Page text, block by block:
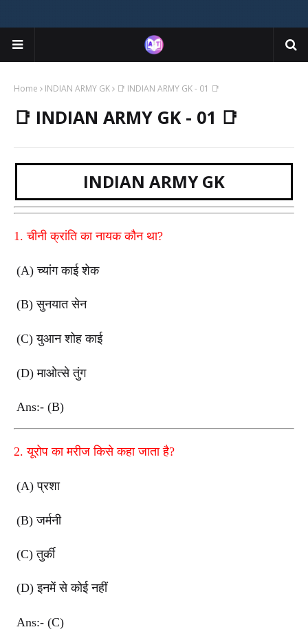
Home INDIAN ARMY GK 📑 INDIAN ARMY GK - 01 📑
📑 INDIAN ARMY GK - 01 📑
INDIAN ARMY GK
1. चीनी क्रांति का नायक कौन था?
(A) च्यांग काई शेक
(B) सुनयात सेन
(C) युआन शोह काई
(D) माओत्से तुंग
Ans:- (B)
2. यूरोप का मरीज किसे कहा जाता है?
(A) प्रशा
(B) जर्मनी
(C) तुर्की
(D) इनमें से कोई नहीं
Ans:- (C)